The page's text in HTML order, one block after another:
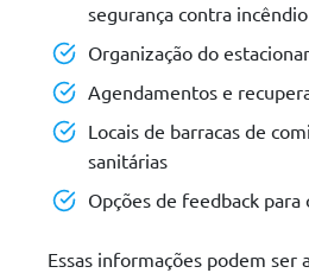
segurança contra incêndio
Organização do
Agendamentos e
Locais de barracas de
sanitárias
Opções de feedback
Essas informações podem ser